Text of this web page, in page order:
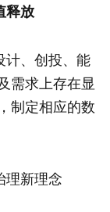
释放
计、创投、能
需求上存在显
制定相应的数
理新理念